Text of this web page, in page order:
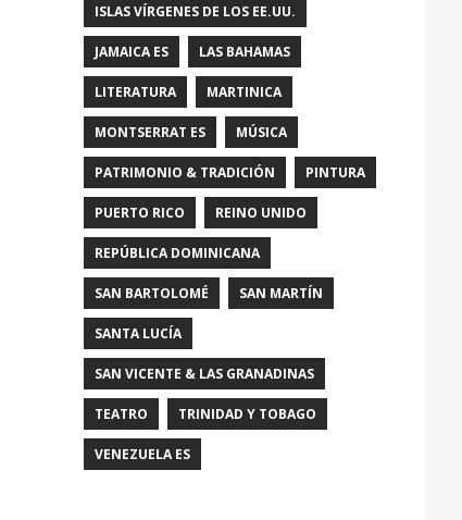
ISLAS VÍRGENES DE LOS EE.UU.
JAMAICA ES LAS BAHAMAS
LITERATURA MARTINICA
MONTSERRAT ES MÚSICA
PATRIMONIO & TRADICIÓN PINTURA
PUERTO RICO REINO UNIDO
REPÚBLICA DOMINICANA
SAN BARTOLOMÉ SAN MARTÍN
SANTA LUCÍA
SAN VICENTE & LAS GRANADINAS
TEATRO TRINIDAD Y TOBAGO
VENEZUELA ES